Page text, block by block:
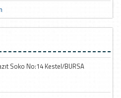
Soko No:14 Kestel/BURSA